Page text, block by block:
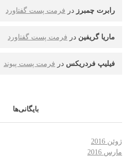
رابرت چمبرز در فرمت پست گفتاورد
ماریا گریفین در فرمت پست گفتاورد
فیلیپ فردریکس در فرمت پست پیوند
بایگانی‌ها
ژوئن 2016
مارس 2016